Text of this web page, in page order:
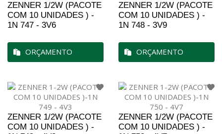
ZENNER 1/2W (PACOTE
COM 10 UNIDADES ) -
1N 747 - 3V6
ORÇAMENTO
ZENNER 1/2W (PACOTE
COM 10 UNIDADES ) -
1N 748 - 3V9
ORÇAMENTO
ZENNER 1/2W (PACOTE
COM 10 UNIDADES ) -
ZENNER 1/2W (PACOTE
COM 10 UNIDADES ) -